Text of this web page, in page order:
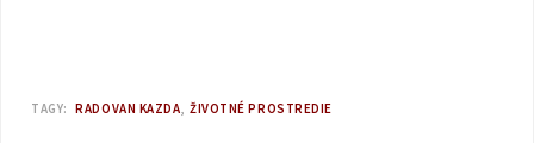
TAGY: RADOVAN KAZDA ŽIVOTNÉ PROSTREDIE